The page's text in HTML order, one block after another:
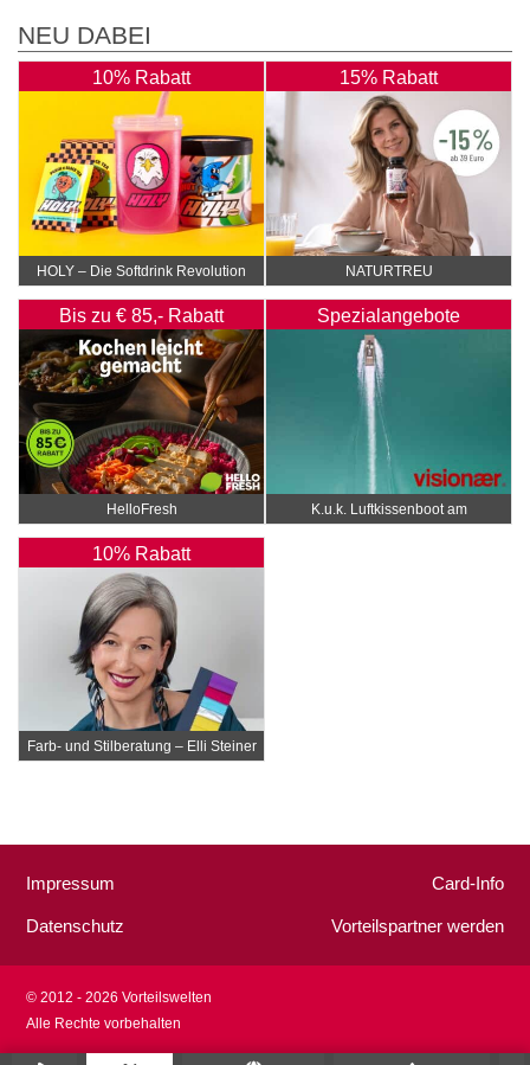
NEU DABEI
10% Rabatt
HOLY – Die Softdrink Revolution
15% Rabatt
NATURTREU
Bis zu € 85,- Rabatt
HelloFresh
Spezialangebote
K.u.k. Luftkissenboot am
Wörthersee
10% Rabatt
Farb- und Stilberatung – Elli Steiner
Impressum
Datenschutz
Card-Info
Vorteilspartner werden
© 2012 - 2026 Vorteilswelten
Alle Rechte vorbehalten